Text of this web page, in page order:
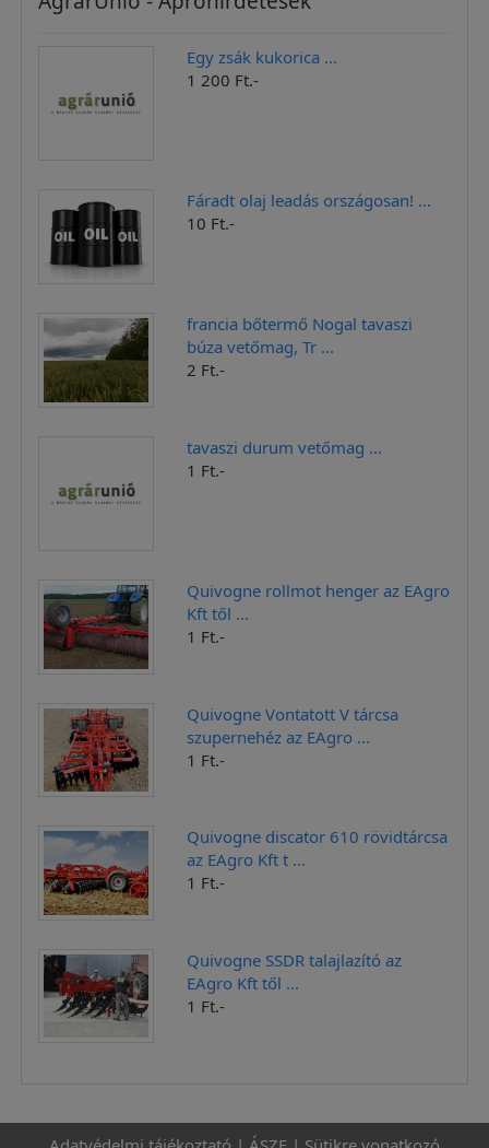
Egy zsák kukorica ...
1 200 Ft.-
Fáradt olaj leadás országosan! ...
10 Ft.-
francia bőtermő Nogal tavaszi
búza vetőmag, Tr ...
2 Ft.-
tavaszi durum vetőmag ...
1 Ft.-
Quivogne rollmot henger az EAgro
Kft től ...
1 Ft.-
Quivogne Vontatott V tárcsa
szupernehéz az EAgro ...
1 Ft.-
Quivogne discator 610 rövidtárcsa
az EAgro Kft t ...
1 Ft.-
Quivogne SSDR talajlazító az
EAgro Kft től ...
1 Ft.-